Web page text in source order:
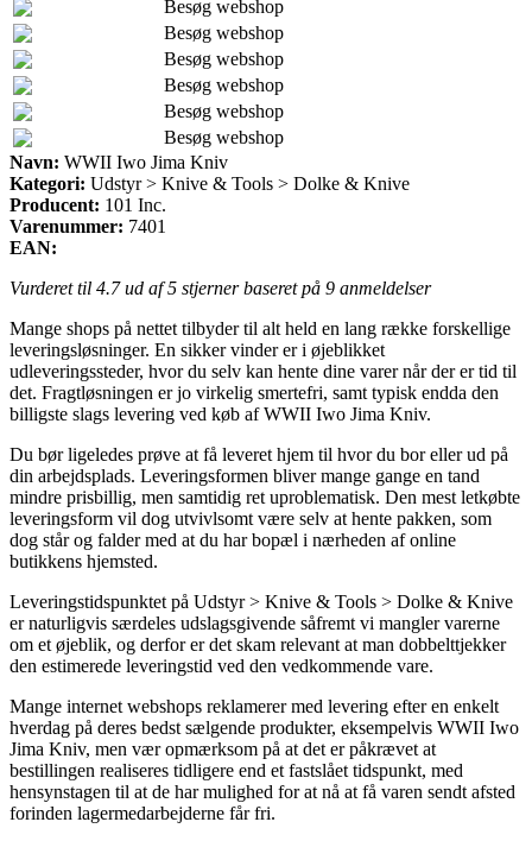
Besøg webshop
Besøg webshop
Besøg webshop
Besøg webshop
Besøg webshop
Besøg webshop
Navn: WWII Iwo Jima Kniv
Kategori: Udstyr > Knive & Tools > Dolke & Knive
Producent: 101 Inc.
Varenummer: 7401
EAN:
Vurderet til 4.7ud af 5 stjerner baseret på 9 anmeldelser
Mange shops på nettet tilbyder til alt held en lang række forskellige
leveringsløsninger. En sikker vinder er i øjeblikket
udleveringssteder, hvor du selv kan hente dine varer når der er tid til
det. Fragtløsningen er jo virkelig smertefri, samt typisk endda den
billigste slags levering ved køb af WWII Iwo Jima Kniv.
Du bør ligeledes prøve at få leveret hjem til hvor du bor eller ud på
din arbejdsplads. Leveringsformen bliver mange gange en tand
mindre prisbillig, men samtidig ret uproblematisk. Den mest letkøbte
leveringsform vil dog utvivlsomt være selv at hente pakken, som
dog står og falder med at du har bopæl i nærheden af online
butikkens hjemsted.
Leveringstidspunktet på Udstyr > Knive & Tools > Dolke & Knive
er naturligvis særdeles udslagsgivende såfremt vi mangler varerne
om et øjeblik, og derfor er det skam relevant at man dobbelttjekker
den estimerede leveringstid ved den vedkommende vare.
Mange internet webshops reklamerer med levering efter en enkelt
hverdag på deres bedst sælgende produkter, eksempelvis WWII Iwo
Jima Kniv, men vær opmærksom på at det er påkrævet at
bestillingen realiseres tidligere end et fastslået tidspunkt, med
hensynstagen til at de har mulighed for at nå at få varen sendt afsted
forinden lagermedarbejderne får fri.